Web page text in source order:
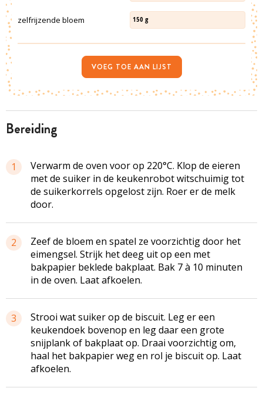
bereiding
1
Verwarm de oven voor op 220°C. Klop de eieren
met de suiker in de keukenrobot witschuimig tot
de suikerkorrels opgelost zijn. Roer er de melk
door.
2
Zeef de bloem en spatel ze voorzichtig door het
eimengsel. Strijk het deeg uit op een met
bakpapier beklede bakplaat. Bak 7 à 10 minuten
in de oven. Laat afkoelen.
3
Strooi wat suiker op de biscuit. Leg er een
keukendoek bovenop en leg daar een grote
snijplank of bakplaat op. Draai voorzichtig om,
haal het bakpapier weg en rol je biscuit op. Laat
afkoelen.
zelfrijzende bloem 150 g
VOEG TOE AAN LIJST